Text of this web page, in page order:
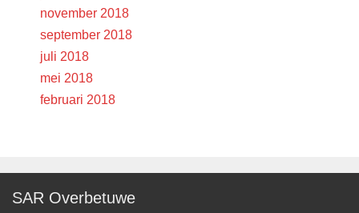
november 2018
september 2018
juli 2018
mei 2018
februari 2018
SAR Overbetuwe